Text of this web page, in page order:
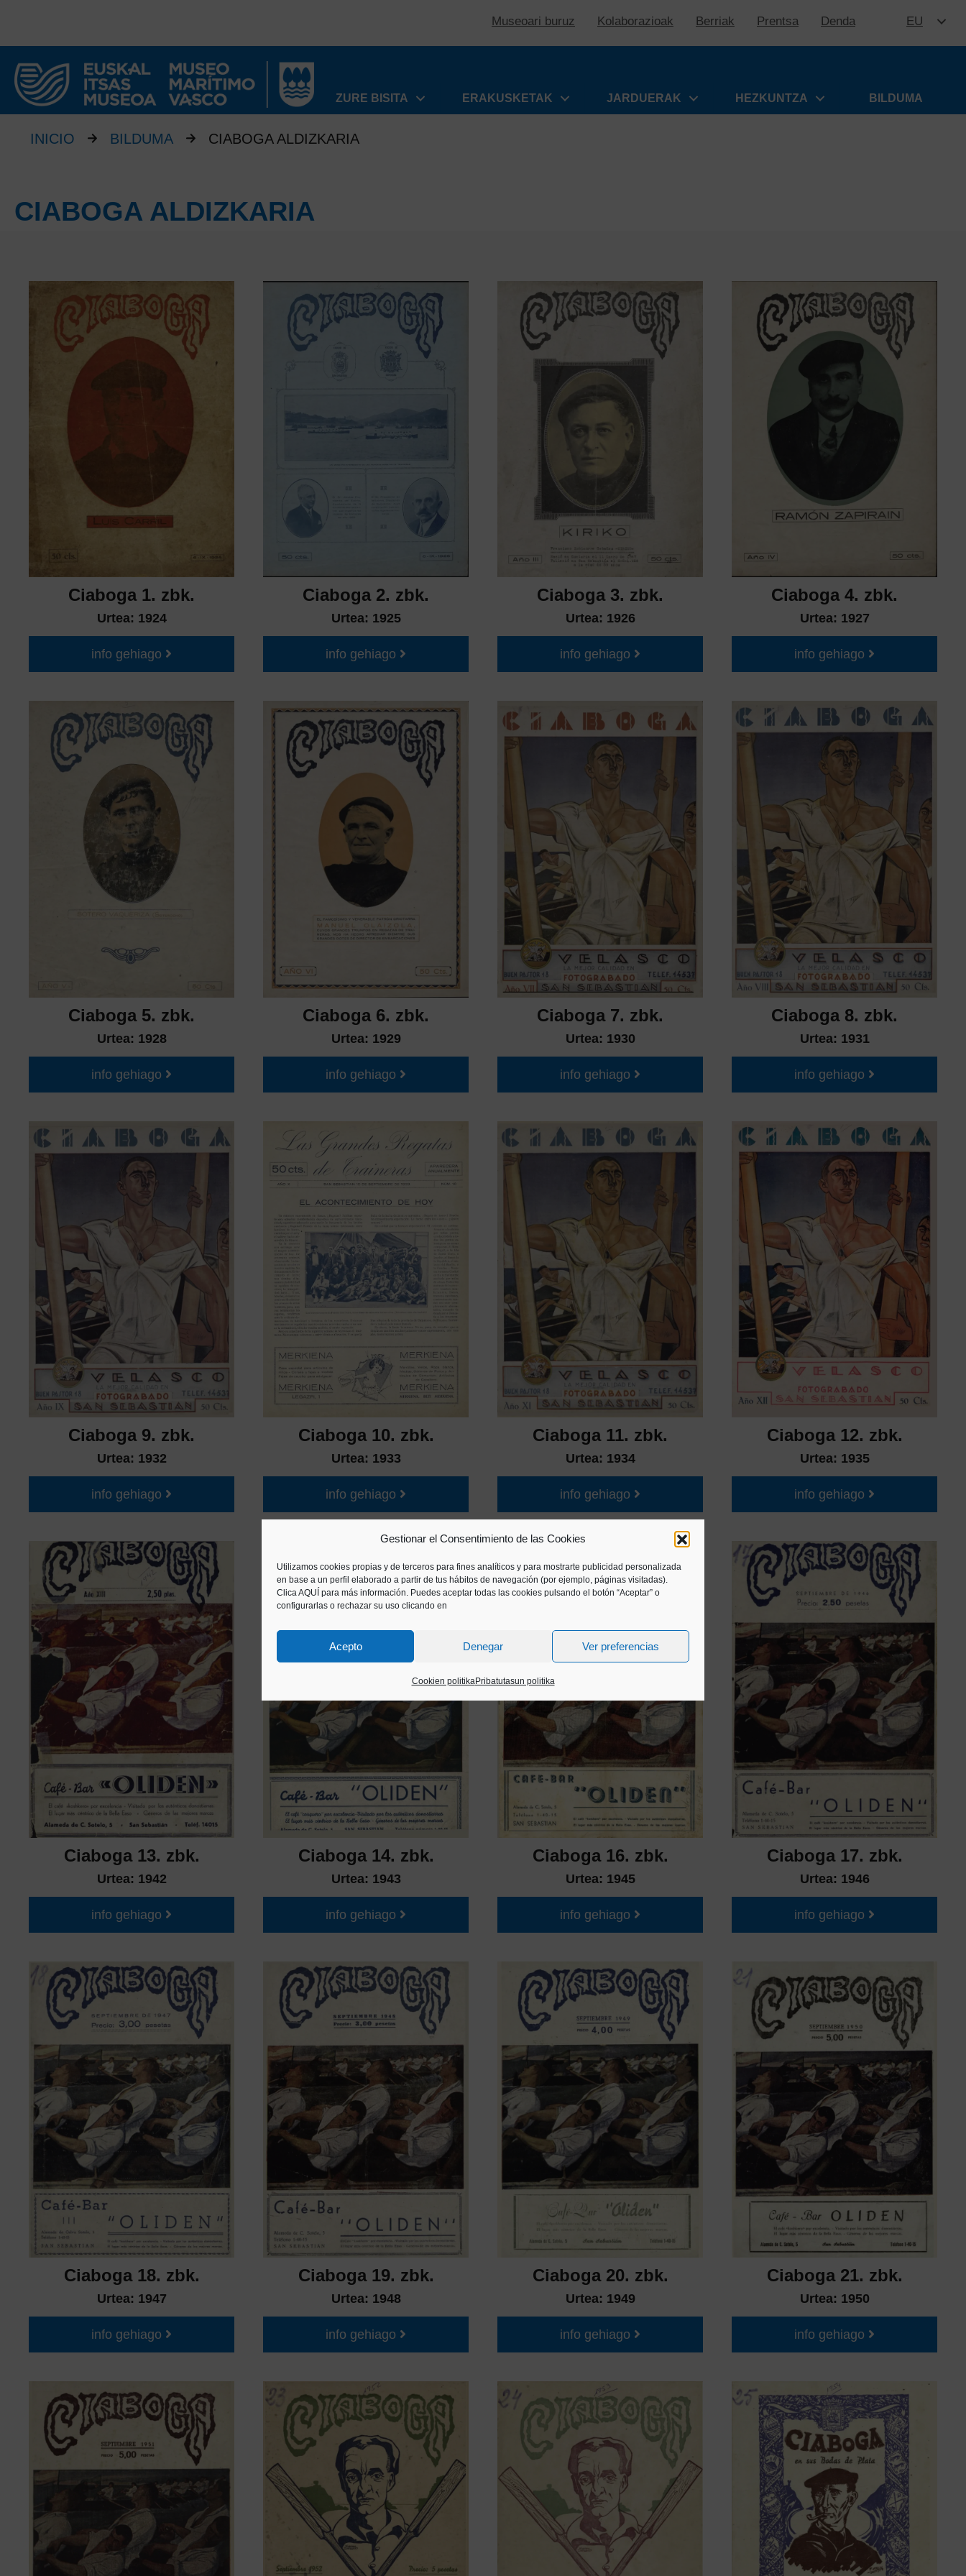
Gestionar el Consentimiento de las Cookies
Utilizamos cookies propias y de terceros para fines analíticos y para mostrarte publicidad personalizada
en base a un perfil elaborado a partir de tus hábitos de navegación (por ejemplo, páginas visitadas).
Clica AQUÍ para más información. Puedes aceptar todas las cookies pulsando el botón “Aceptar” o
configurarlas o rechazar su uso clicando en
Acepto Denegar Ver preferencias
Cookien politikaPribatutasun politika
Museoari buruz Kolaborazioak Berriak Prentsa Denda EU
ZURE BISITA
ERAKUSKETAK JARDUERAK HEZKUNTZA BILDUMA
INICIO BILDUMA CIABOGA ALDIZKARIA
CIABOGA ALDIZKARIA
Ciaboga 1. zbk.
Urtea: 1924
info gehiago
Ciaboga 2. zbk.
Urtea: 1925
info gehiago
Ciaboga 3. zbk.
Urtea: 1926
info gehiago
Ciaboga 4. zbk.
Urtea: 1927
info gehiago
Ciaboga 5. zbk.
Urtea: 1928
info gehiago
Ciaboga 6. zbk.
Urtea: 1929
info gehiago
Ciaboga 7. zbk.
Urtea: 1930
info gehiago
Ciaboga 8. zbk.
Urtea: 1931
info gehiago
Ciaboga 9. zbk.
Urtea: 1932
info gehiago
Ciaboga 10. zbk.
Urtea: 1933
info gehiago
Ciaboga 11. zbk.
Urtea: 1934
info gehiago
Ciaboga 12. zbk.
Urtea: 1935
info gehiago
Ciaboga 13. zbk.
Urtea: 1942
info gehiago
Ciaboga 14. zbk.
Urtea: 1943
info gehiago
Ciaboga 16. zbk.
Urtea: 1945
info gehiago
Ciaboga 17. zbk.
Urtea: 1946
info gehiago
Ciaboga 18. zbk.
Urtea: 1947
info gehiago
Ciaboga 19. zbk.
Urtea: 1948
info gehiago
Ciaboga 20. zbk.
Urtea: 1949
info gehiago
Ciaboga 21. zbk.
Urtea: 1950
info gehiago